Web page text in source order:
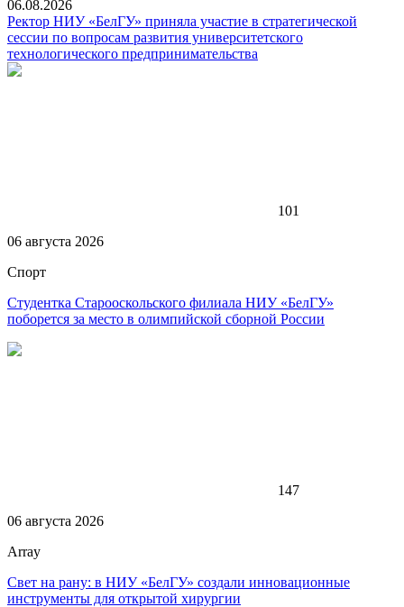
06.08.2026
Ректор НИУ «БелГУ» приняла участие в стратегической
сессии по вопросам развития университетского
технологического предпринимательства
101
06 августа 2026
Спорт
Студентка Старооскольского филиала НИУ «БелГУ»
поборется за место в олимпийской сборной России
147
06 августа 2026
Array
Свет на рану: в НИУ «БелГУ» создали инновационные
инструменты для открытой хирургии